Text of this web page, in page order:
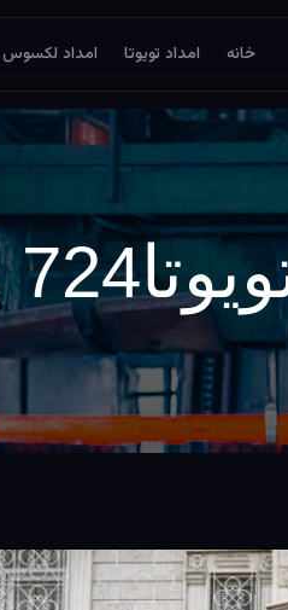
خانه امداد تویوتا امداد لکسوس